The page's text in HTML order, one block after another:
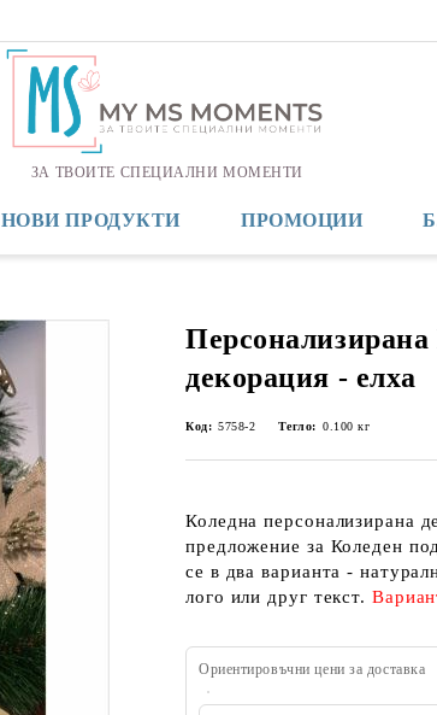
ЗА ТВОИТЕ СПЕЦИАЛНИ МОМЕНТИ
НОВИ ПРОДУКТИ ПРОМОЦИИ
Персонализирана
декорация - елха
Код: 5758-2 Тегло: 0.100 кг
Коледна персонализирана
предложение за Коледен
се в два варианта -
лого или друг текст.
Ориентировъчни цени за доставка